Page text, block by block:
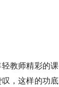
教师精彩的课
，这样的功底